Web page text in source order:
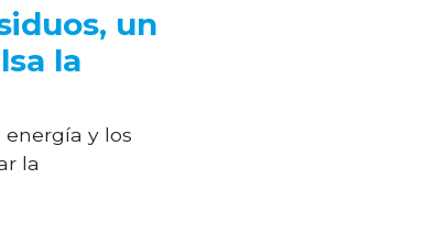
un
la
y los
la